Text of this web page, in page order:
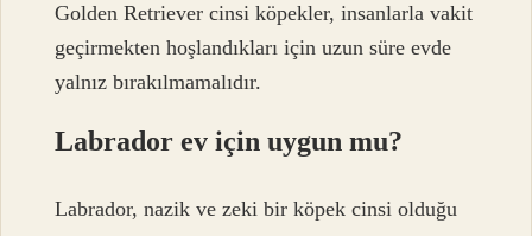
Golden Retriever cinsi köpekler, insanlarla vakit
geçirmekten hoşlandıkları için uzun süre evde
yalnız bırakılmamalıdır.
Labrador ev için uygun mu?
Labrador, nazik ve zeki bir köpek cinsi olduğu